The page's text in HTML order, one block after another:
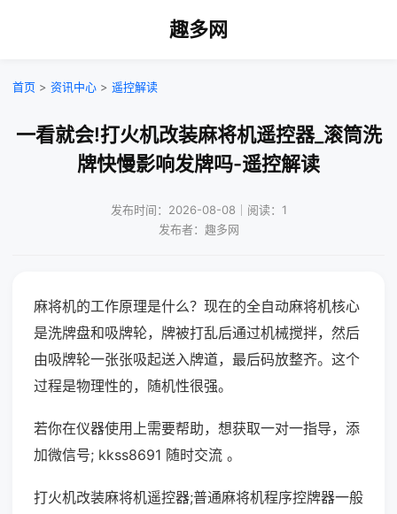
趣多网
首页 > 资讯中心 > 遥控解读
一看就会!打火机改装麻将机遥控器_滚筒洗
牌快慢影响发牌吗-遥控解读
发布时间：2026-08-08｜阅读：1
发布者：趣多网
麻将机的工作原理是什么？现在的全自动麻将机核心
是洗牌盘和吸牌轮，牌被打乱后通过机械搅拌，然后
由吸牌轮一张张吸起送入牌道，最后码放整齐。这个
过程是物理性的，随机性很强。
若你在仪器使用上需要帮助，想获取一对一指导，添
加微信号; kkss8691 随时交流 。
打火机改装麻将机遥控器;普通麻将机程序控牌器一般